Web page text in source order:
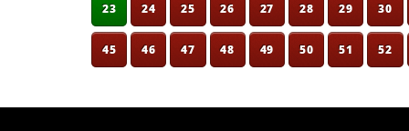
23 24 25 26 27 28 29 30
45 46 47 48 49 50 51 52